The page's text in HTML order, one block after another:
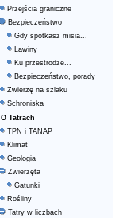
Przejścia graniczne
Bezpieczeństwo
Gdy spotkasz misia...
Lawiny
Ku przestrodze...
Bezpieczeństwo, porady
Zwierzę na szlaku
Schroniska
O Tatrach
TPN i TANAP
Klimat
Geologia
Zwierzęta
Gatunki
Rośliny
Tatry w liczbach